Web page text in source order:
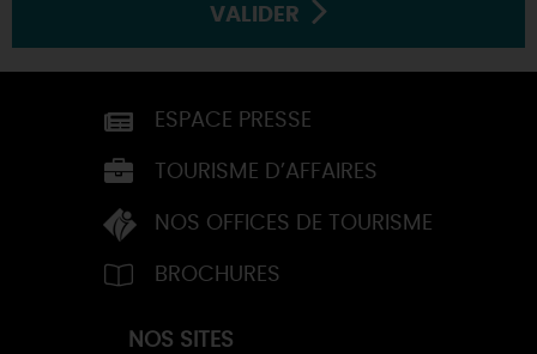
VALIDER
ESPACE PRESSE
TOURISME D’AFFAIRES
NOS OFFICES DE TOURISME
BROCHURES
NOS SITES